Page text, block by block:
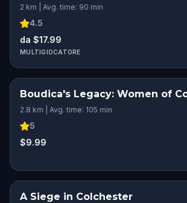
2 km | Avg. time: 90 min
4.5
da $17.99
MULTIGIOCATORE
Boudica's Legacy: Women of
2.8 km | Avg. time: 105 min
5
$9.99
A Siege in Colchester